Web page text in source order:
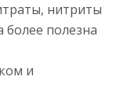
нитриты
полезна
и